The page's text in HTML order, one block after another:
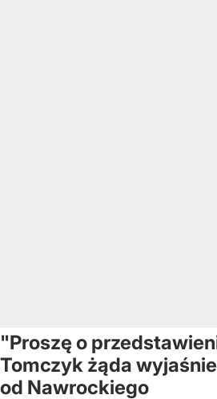
"Proszę o
Tomczyk żąda
od Nawrockiego